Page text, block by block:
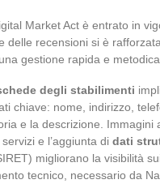
Market Act è entrato in
delle recensioni si è
gestione rapida e metodica.
degli stabilimenti
chiave: nome, indirizzo,
e la descrizione. Immagini
e l’aggiunta di dati
migliorano la visibilità
tecnico, necessario da